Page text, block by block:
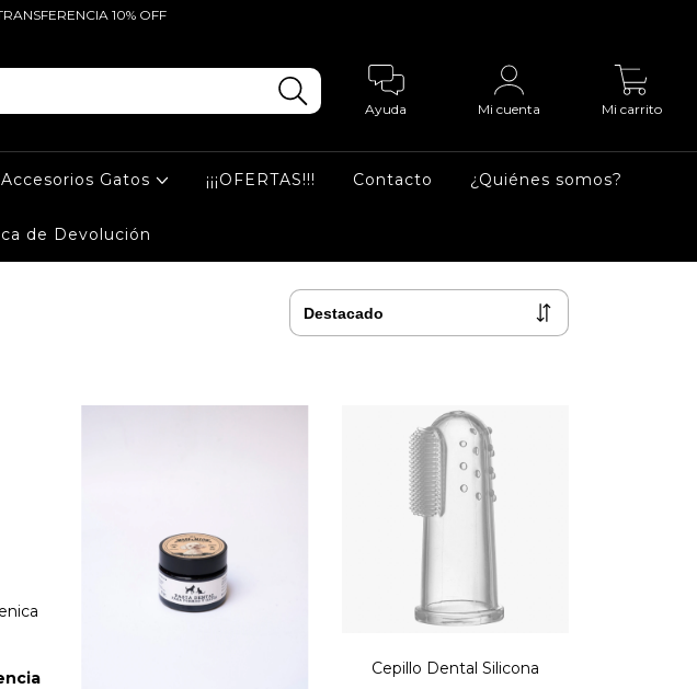
10% OFF
Ayuda Mi cuenta Mi carrito
Accesorios Gatos ¡¡¡OFERTAS!!! Contacto ¿Quiénes somos?
de Devolución
Cepillo Dental Silicona